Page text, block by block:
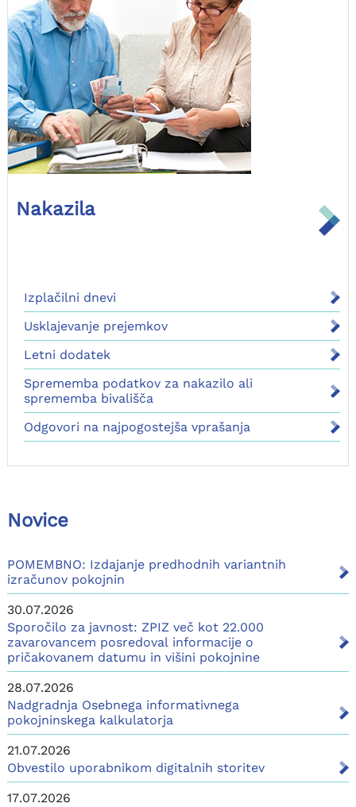
Nakazila
Izplačilni dnevi
Usklajevanje prejemkov
Letni dodatek
Sprememba podatkov za nakazilo ali
sprememba bivališča
Odgovori na najpogostejša vprašanja
Novice
POMEMBNO: Izdajanje predhodnih variantnih
izračunov pokojnin
30.07.2026
Sporočilo za javnost: ZPIZ več kot 22.000
zavarovancem posredoval informacije o
pričakovanem datumu in višini pokojnine
28.07.2026
Nadgradnja Osebnega informativnega
pokojninskega kalkulatorja
21.07.2026
Obvestilo uporabnikom digitalnih storitev
17.07.2026